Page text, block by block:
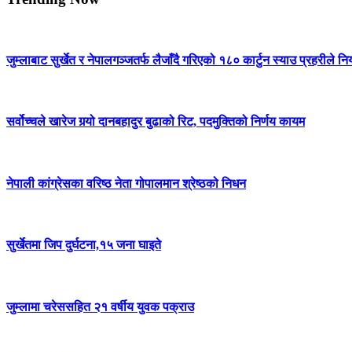
जुम्लाबाट सुर्खेत र नेपालगञ्जतर्फ लैजाँदै गरिएको १८० कार्टुन स्याउ प्रहरीले
सर्वोच्चले खारेज गर्‍यो दानबहादुर बुढाको रिट, पदमुक्तिको निर्णय कायम
नेपाली कांग्रेसका वरिष्ठ नेता गोपालमान श्रेष्ठको निधन
सुर्खेतमा जिप दुर्घटना,१५ जना घाइते
जुम्लामा चरेससहित २१ वर्षीय युवक पक्राउ